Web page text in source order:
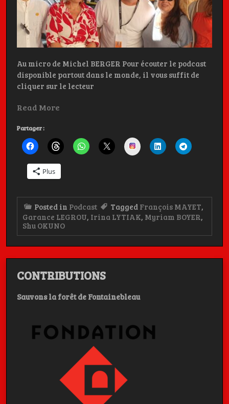
Au micro de Michel BERGER Pour écouter le podcast
disponible partout dans le monde, il vous suffit de
cliquer sur le lecteur
Read More
Partager :
Instagram
Plus
Posted in Podcast Tagged François MAYET,
Garance LEGROU, Irina LYTIAK, Myriam BOYER,
Shu OKUNO
CONTRIBUTIONS
Sauvons la forêt de Fontainebleau